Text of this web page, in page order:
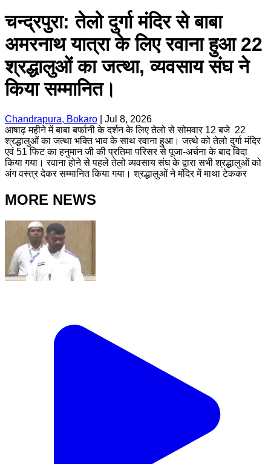
चन्द्रपुरा: तेलो दुर्गा मंदिर से बाबा
अमरनाथ यात्रा के लिए रवाना हुआ 22
श्रद्धालुओं का जत्था, व्यवसाय संघ ने
किया सम्मानित।
Chandrapura, Bokaro
Jul 8, 2026
आषाढ़ महीने में बाबा बर्फानी के दर्शन के लिए तेलो से सोमवार 12 बजे 22
श्रद्धालुओं का जत्था भक्ति भाव के साथ रवाना हुआ। जत्थे को तेलो दुर्गा मंदिर
एवं 51 फिट का हनुमान जी की प्रतिमा परिसर से पूजा-अर्चना के बाद विदा
किया गया। रवाना होने से पहले तेलो व्यवसाय संघ के द्वारा सभी श्रद्धालुओं को
अंग वस्त्र देकर सम्मानित किया गया। श्रद्धालुओं ने मंदिर में माथा टेककर
MORE NEWS